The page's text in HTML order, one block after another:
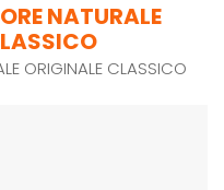
NATURALE
ORIGINALE CLASSICO